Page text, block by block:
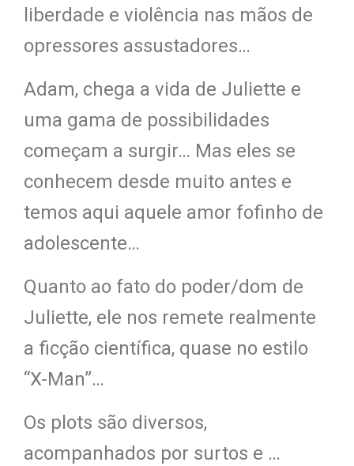
liberdade e violência nas mãos de
opressores assustadores…
Adam, chega a vida de Juliette e
uma gama de possibilidades
começam a surgir… Mas eles se
conhecem desde muito antes e
temos aqui aquele amor fofinho de
adolescente…
Quanto ao fato do poder/dom de
Juliette, ele nos remete realmente
a ficção científica, quase no estilo
“X-Man”…
Os plots são diversos,
acompanhados por surtos e …